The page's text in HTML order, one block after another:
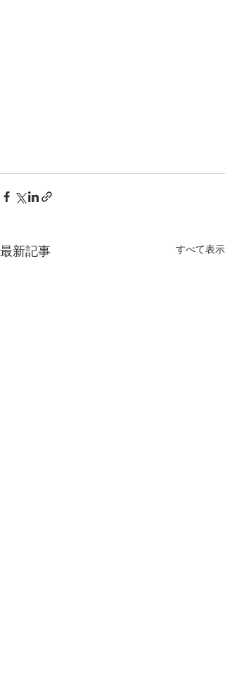
最新記事 すべて表示